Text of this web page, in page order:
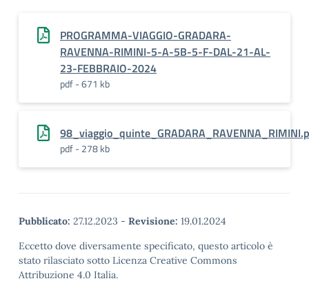
PROGRAMMA-VIAGGIO-GRADARA-
RAVENNA-RIMINI-5-A-5B-5-F-DAL-21-AL-
23-FEBBRAIO-2024
pdf - 671 kb
pdf - 278 kb
Pubblicato: 27.12.2023 - Revisione: 19.01.2024
Eccetto dove diversamente specificato, questo articolo è
stato rilasciato sotto Licenza Creative Commons
Attribuzione 4.0 Italia.